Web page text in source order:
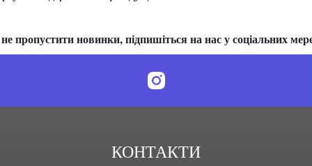
пропустити новинки, підпишіться на нас у соціальних
КОНТАКТИ